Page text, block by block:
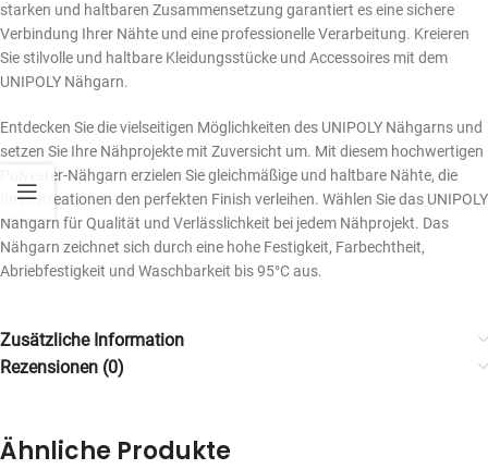
starken und haltbaren Zusammensetzung garantiert es eine sichere
Verbindung Ihrer Nähte und eine professionelle Verarbeitung. Kreieren
Sie stilvolle und haltbare Kleidungsstücke und Accessoires mit dem
UNIPOLY Nähgarn.
Entdecken Sie die vielseitigen Möglichkeiten des UNIPOLY Nähgarns und
setzen Sie Ihre Nähprojekte mit Zuversicht um. Mit diesem hochwertigen
Polyester-Nähgarn erzielen Sie gleichmäßige und haltbare Nähte, die
Ihren Kreationen den perfekten Finish verleihen. Wählen Sie das UNIPOLY
Nähgarn für Qualität und Verlässlichkeit bei jedem Nähprojekt. Das
Nähgarn zeichnet sich durch eine hohe Festigkeit, Farbechtheit,
Abriebfestigkeit und Waschbarkeit bis 95°C aus.
Zusätzliche Information
Rezensionen (0)
Ähnliche Produkte